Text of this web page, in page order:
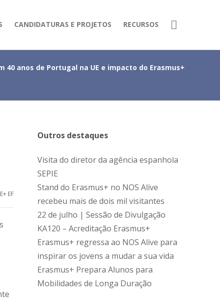
CANDIDATURAS E PROJETOS RECURSOS
40 anos de Portugal na UE e impacto do Erasmus+
EF
Outros destaques
Visita do diretor da agência espanhola
SEPIE
Stand do Erasmus+ no NOS Alive
recebeu mais de dois mil visitantes
22 de julho | Sessão de Divulgação
KA120 – Acreditação Erasmus+
Erasmus+ regressa ao NOS Alive para
inspirar os jovens a mudar a sua vida
Erasmus+ Prepara Alunos para
Mobilidades de Longa Duração